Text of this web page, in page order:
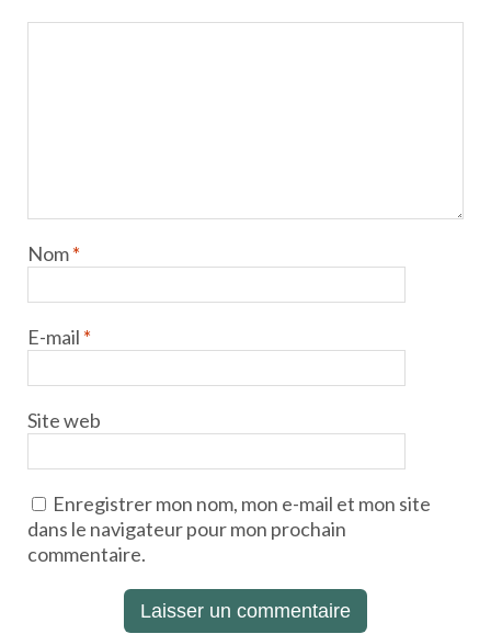
Nom*
E-mail *
Site web
Enregistrer mon nom, mon e-mail et mon site
dans le navigateur pour mon prochain
commentaire.